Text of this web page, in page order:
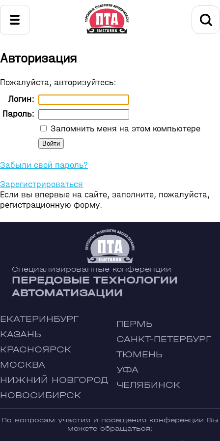
Авторизация
Пожалуйста, авторизуйтесь:
Логин:
Пароль:
Запомнить меня на этом компьютере
Забыли свой пароль?
Зарегистрироваться
Если вы впервые на сайте, заполните, пожалуйста,
регистрационную форму.
Специализированные конференции
ПЕРЕДОВЫЕ ТЕХНОЛОГИИ
АВТОМАТИЗАЦИИ
ЕКАТЕРИНБУРГ
КАЗАНЬ
КРАСНОЯРСК
МОСКВА
НИЖНИЙ НОВГОРОД
НОВОСИБИРСК
ПЕРМЬ
САНКТ-ПЕТЕРБУРГ
ТЮМЕНЬ
УФА
ЧЕЛЯБИНСК
По вопросам участия и посещения конференции Вы
можете обращаться: